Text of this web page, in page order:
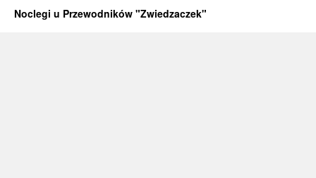
Noclegi u Przewodników "Zwiedzaczek"